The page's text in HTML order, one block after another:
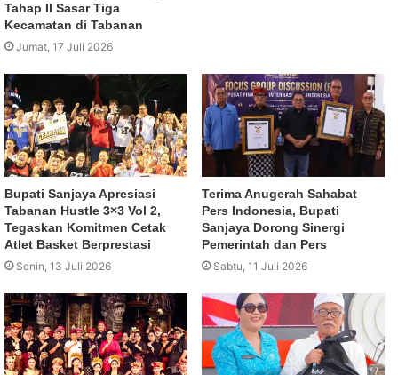
Tahap II Sasar Tiga
Kecamatan di Tabanan
Jumat, 17 Juli 2026
Bupati Sanjaya Apresiasi
Tabanan Hustle 3×3 Vol 2,
Tegaskan Komitmen Cetak
Atlet Basket Berprestasi
Senin, 13 Juli 2026
Terima Anugerah Sahabat
Pers Indonesia, Bupati
Sanjaya Dorong Sinergi
Pemerintah dan Pers
Sabtu, 11 Juli 2026